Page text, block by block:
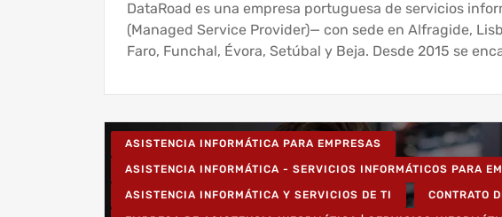
DataRoad es una empresa portuguesa de servicios
(Managed Service Provider)— con sede en Alfragide,
Faro, Funchal, Évora, Setúbal y Beja. Desde 2015 se
ASISTENCIA INFORMÁTICA PARA EMPRESAS
ASISTENCIA INFORMÁTICA - SERVICIOS INFORMÁTICOS PARA
ASISTENCIA INFORMÁTICA Y SERVICIOS DE TI CONTRATO